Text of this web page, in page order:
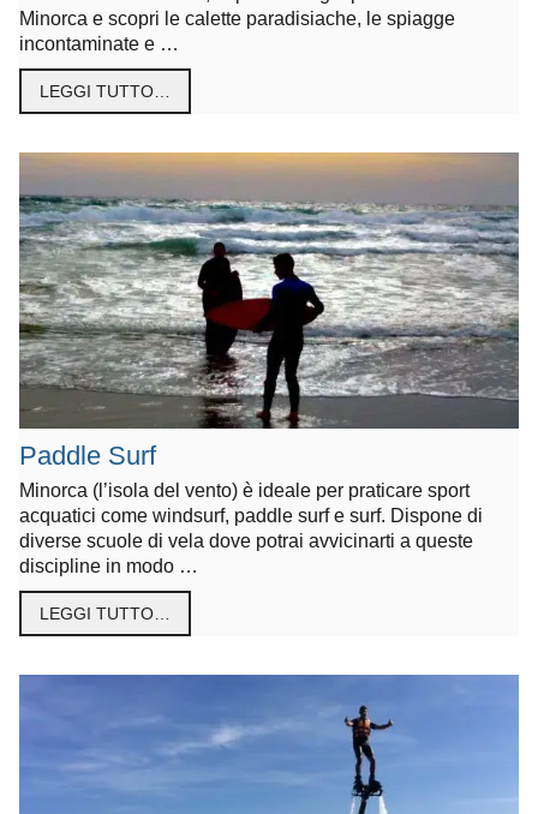
Minorca e scopri le calette paradisiache, le spiagge
incontaminate e …
LEGGI TUTTO…
Paddle Surf
Minorca (l’isola del vento) è ideale per praticare sport
acquatici come windsurf, paddle surf e surf. Dispone di
diverse scuole di vela dove potrai avvicinarti a queste
discipline in modo …
LEGGI TUTTO…